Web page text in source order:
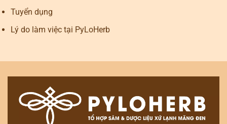
Tuyển dụng
Lý do làm việc tại PyLoHerb